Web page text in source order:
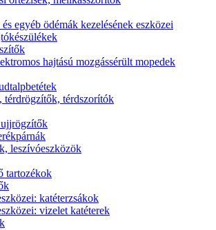
egyéb ödémák kezelésének eszközei
hajtású mozgássérült mopedek
térdrögzítők, térdszorítók
leszívóeszközök
tartozékok
katéterzsákok
vizelet katéterek